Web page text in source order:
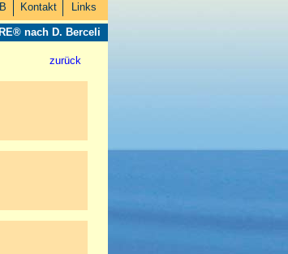
Kontakt Links
nach D. Berceli
zurück